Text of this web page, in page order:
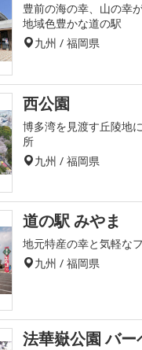
豊前の海の幸、山の幸
地域色豊かな道の駅
九州 / 福岡県
西公園
博多湾を見渡す丘陵地
所
九州 / 福岡県
道の駅 みやま
地元特産の幸と気軽な
九州 / 福岡県
法華嶽公園 バ